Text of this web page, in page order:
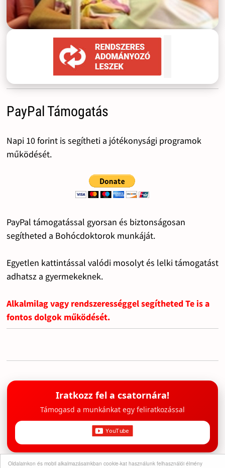
Oldalainkon és mobil alkalmazásainkban cookie-kat használunk felhasználói élmény
PayPal Támogatás
Napi 10 forint is segítheti a jótékonysági programok
működését.
PayPal támogatással gyorsan és biztonságosan
segítheted a Bohócdoktorok munkáját.
Egyetlen kattintással valódi mosolyt és lelki támogatást
adhatsz a gyermekeknek.
Alkalmilag vagy rendszerességgel segítheted Te is a
fontos dolgok működését.
Iratkozz fel a csatornára!
Támogasd a munkánkat egy feliratkozással